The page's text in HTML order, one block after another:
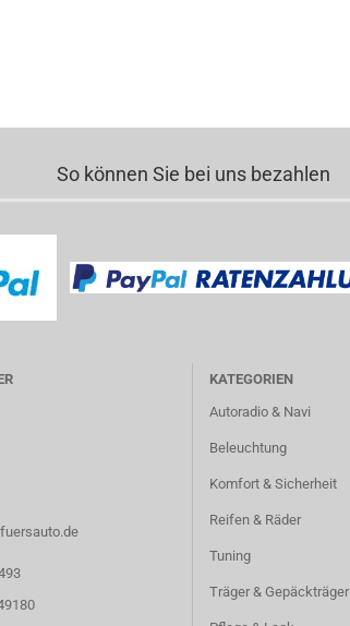
So können Sie bei uns bezahlen
KATEGORIEN
Autoradio & Navi
Beleuchtung
Komfort & Sicherheit
Reifen & Räder
Tuning
Träger & Gepäckträger